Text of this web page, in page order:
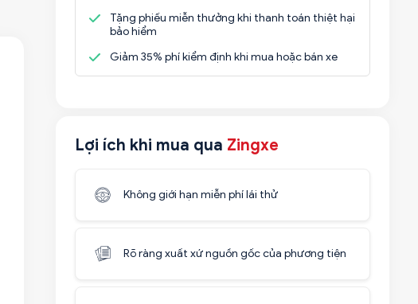
Tặng phiếu miễn thưởng khi thanh toán thiệt hại
bảo hiểm
Giảm 35% phí kiểm định khi mua hoặc bán xe
Lợi ích khi mua qua Zingxe
Không giới hạn miễn phí lái thử
Rõ ràng xuất xứ nguồn gốc của phương tiện